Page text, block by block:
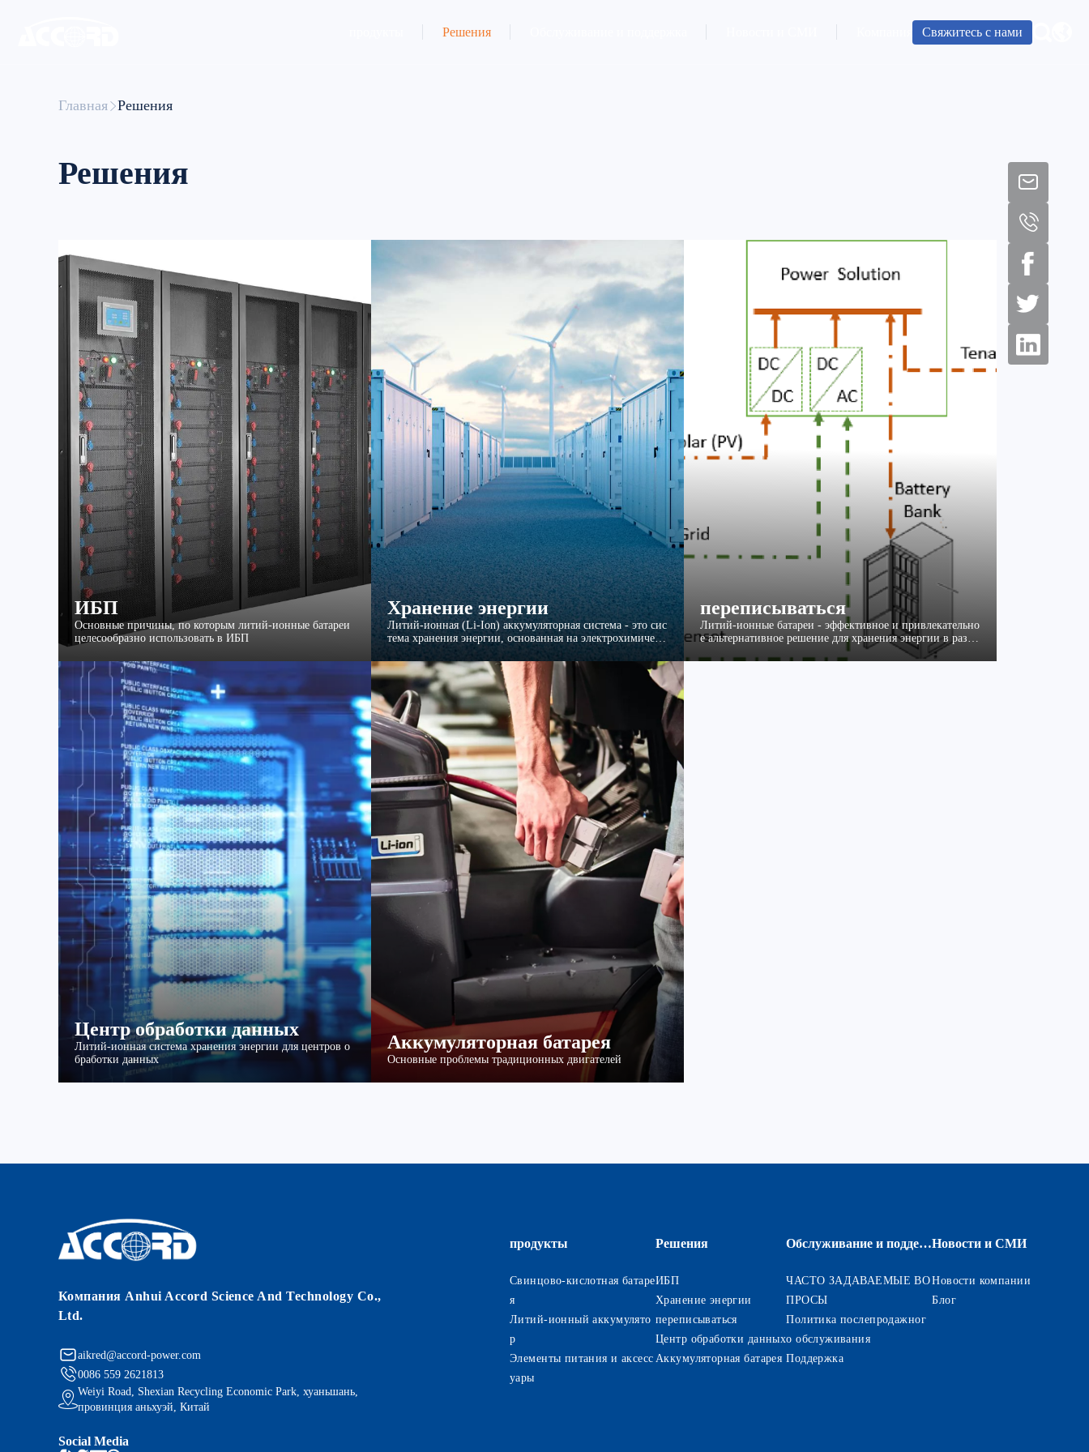
Решения Свяжитесь с нами
Главная Решения
Решения
ИБП
Основные причины, по которым литий-ионные батареи
целесообразно использовать в ИБП
Хранение энергии
Литий-ионная (Li-Ion) аккумуляторная система - это сис
тема хранения энергии, основанная на электрохимическ
их реакциях заряда/разряда, которые происходят между
положительным электродом (катодом), содержащим лит
ированный оксид металла, и отрицательным электродом
(анодом).
переписываться
Литий-ионные батареи - эффективное и привлекательно
е альтернативное решение для хранения энергии в разли
чных телекоммуникационных приложениях
Центр обработки данных
Литий-ионная система хранения энергии для центров о
бработки данных
Аккумуляторная батарея
Основные проблемы традиционных двигателей
Компания Anhui Accord Science And Technology Co.,
Ltd.
aikred@accord-power.com
0086 559 2621813
Weiyi Road, Shexian Recycling Economic Park, хуаньшань,
провинция аньхуэй, Китай
Social Media
продукты
Свинцово-кислотная батаре
я
Литий-ионный аккумулято
р
Элементы питания и аксесс
уары
Решения
ИБП
Хранение энергии
переписываться
Центр обработки данных
Аккумуляторная батарея
Обслуживание и поддержка
ЧАСТО ЗАДАВАЕМЫЕ ВО
ПРОСЫ
Политика послепродажног
о обслуживания
Поддержка
Новости и СМИ
Новости компании
Блог